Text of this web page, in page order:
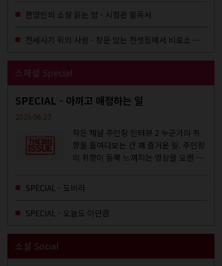
한영인의 소설 읽는 밤 - 시험관 필독서
전세사기 뒤의 사람 - 창문 있는 전셋집에서 비로소 겨울 이불을 샀다
스페셜 Special
SPECIAL - 아끼고 애정하는 일
2025.06.23
작은 채널 주인장 인터뷰 2 누군가의 취
향을 들여다보는 건 꽤 즐거운 일. 주인장
의 취향이 듬뿍 느껴지는 영상을 오랜 시
에 스며드는 경험을 하기도 한다. 좀처럼
듣지 않던 장르의 노래를...
SPECIAL - 도비라
SPECIAL - 오늘도 이만큼
소셜 Social